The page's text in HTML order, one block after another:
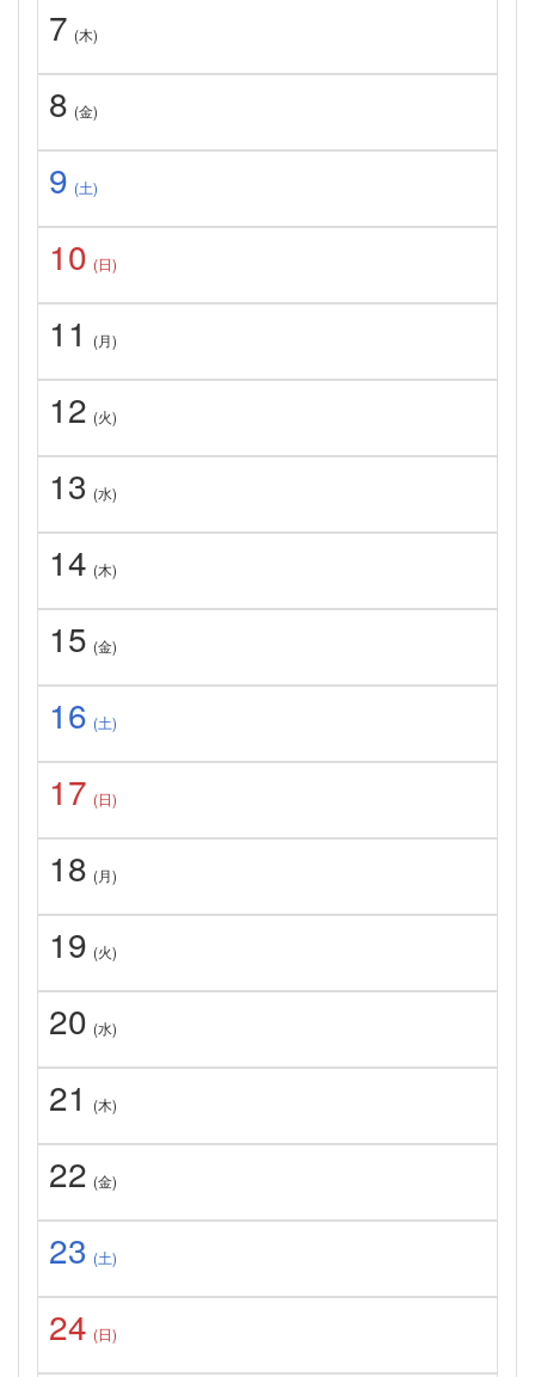
7 (木)
8 (金)
9 (土)
10 (日)
11 (月)
12 (火)
13 (水)
14 (木)
15 (金)
16 (土)
17 (日)
18 (月)
19 (火)
20 (水)
21 (木)
22 (金)
23 (土)
24 (日)